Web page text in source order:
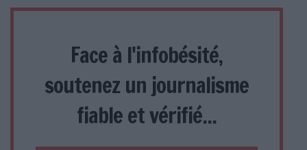
Face à l'infobésité,
soutenez un journalisme
fiable et vérifié...